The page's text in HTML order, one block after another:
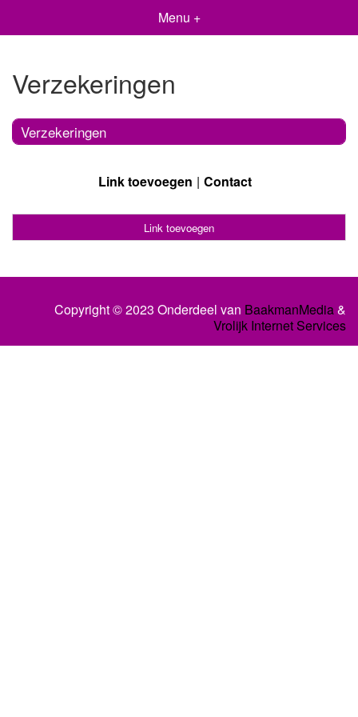
Menu +
Verzekeringen
Verzekeringen
Link toevoegen Contact
Link toevoegen
Copyright © 2023 Onderdeel van BaakmanMedia&
Vrolijk Internet Services